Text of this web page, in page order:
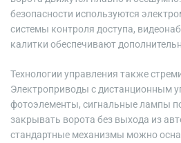
безопасности используются
системы контроля доступа,
калитки обеспечивают
Технологии управления также
Электроприводы с дистанционным
фотоэлементы, сигнальные лампы
закрывать ворота без выхода из
стандартные механизмы можно